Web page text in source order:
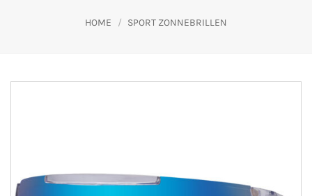
HOME / SPORT ZONNEBRILLEN